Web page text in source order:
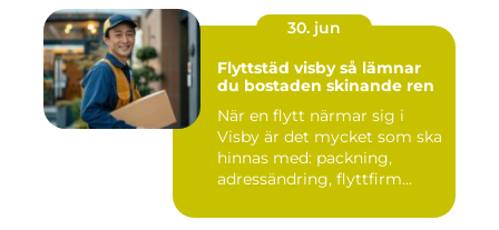
30. jun
Flyttstäd visby så lämnar
du bostaden skinande ren
När en flytt närmar sig i
Visby är det mycket som ska
hinnas med: packning,
adressändring, flyttfirm...